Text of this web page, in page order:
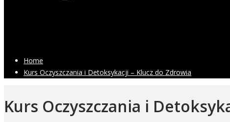
Home
Kurs Oczyszczania i Detoksykacji – Klucz do Zdrowia
Kurs Oczyszczania i